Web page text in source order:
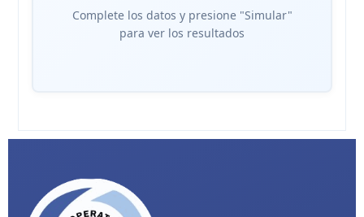
Complete los datos y presione "Simular"
para ver los resultados